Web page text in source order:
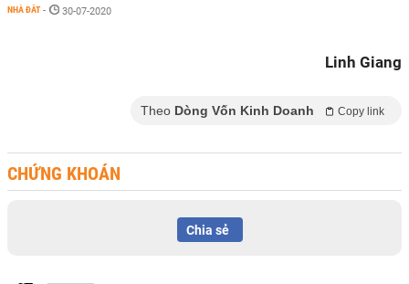
NHÀ ĐẤT - 30-07-2020
Linh Giang
Theo Dòng Vốn Kinh Doanh Copy link
CHỨNG KHOÁN
Chia sẻ